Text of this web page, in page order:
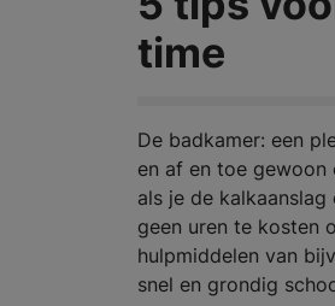
time
De badkamer: een
en af en toe gewoon
als je de
geen uren te kosten
hulpmiddelen van
snel en grondig